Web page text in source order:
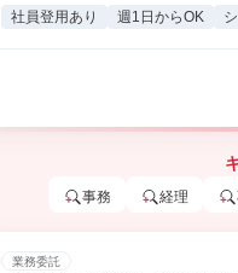
社員登用あり 週1日からOK
事務 経理
業務委託